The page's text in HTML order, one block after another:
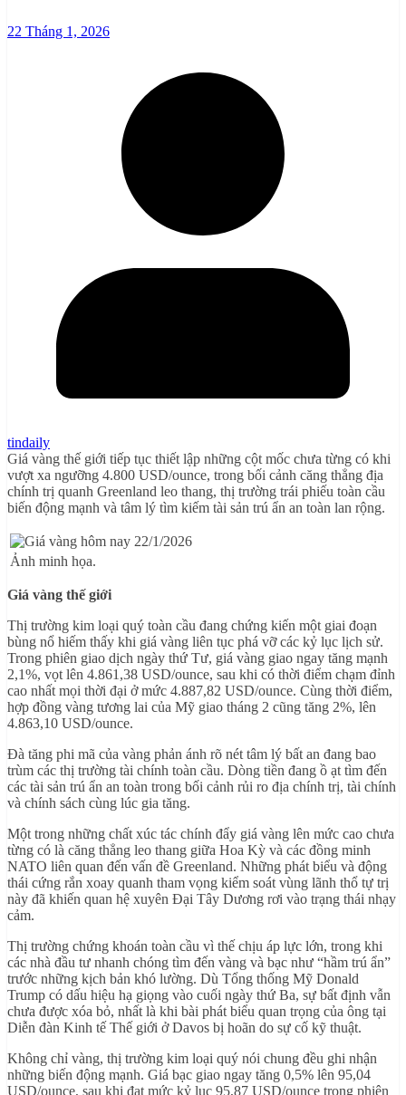
22 Tháng 1, 2026
tindaily
Giá vàng thế giới tiếp tục thiết lập những cột mốc chưa từng có khi
vượt xa ngưỡng 4.800 USD/ounce, trong bối cảnh căng thẳng địa
chính trị quanh Greenland leo thang, thị trường trái phiếu toàn cầu
biến động mạnh và tâm lý tìm kiếm tài sản trú ẩn an toàn lan rộng.
Ảnh minh họa.
Giá vàng thế giới
Thị trường kim loại quý toàn cầu đang chứng kiến một giai đoạn
bùng nổ hiếm thấy khi giá vàng liên tục phá vỡ các kỷ lục lịch sử.
Trong phiên giao dịch ngày thứ Tư, giá vàng giao ngay tăng mạnh
2,1%, vọt lên 4.861,38 USD/ounce, sau khi có thời điểm chạm đỉnh
cao nhất mọi thời đại ở mức 4.887,82 USD/ounce. Cùng thời điểm,
hợp đồng vàng tương lai của Mỹ giao tháng 2 cũng tăng 2%, lên
4.863,10 USD/ounce.
Đà tăng phi mã của vàng phản ánh rõ nét tâm lý bất an đang bao
trùm các thị trường tài chính toàn cầu. Dòng tiền đang ồ ạt tìm đến
các tài sản trú ẩn an toàn trong bối cảnh rủi ro địa chính trị, tài chính
và chính sách cùng lúc gia tăng.
Một trong những chất xúc tác chính đẩy giá vàng lên mức cao chưa
từng có là căng thẳng leo thang giữa Hoa Kỳ và các đồng minh
NATO liên quan đến vấn đề Greenland. Những phát biểu và động
thái cứng rắn xoay quanh tham vọng kiểm soát vùng lãnh thổ tự trị
này đã khiến quan hệ xuyên Đại Tây Dương rơi vào trạng thái nhạy
cảm.
Thị trường chứng khoán toàn cầu vì thế chịu áp lực lớn, trong khi
các nhà đầu tư nhanh chóng tìm đến vàng và bạc như “hầm trú ẩn”
trước những kịch bản khó lường. Dù Tổng thống Mỹ Donald
Trump có dấu hiệu hạ giọng vào cuối ngày thứ Ba, sự bất định vẫn
chưa được xóa bỏ, nhất là khi bài phát biểu quan trọng của ông tại
Diễn đàn Kinh tế Thế giới ở Davos bị hoãn do sự cố kỹ thuật.
Không chỉ vàng, thị trường kim loại quý nói chung đều ghi nhận
những biến động mạnh. Giá bạc giao ngay tăng 0,5% lên 95,04
USD/ounce, sau khi đạt mức kỷ lục 95,87 USD/ounce trong phiên